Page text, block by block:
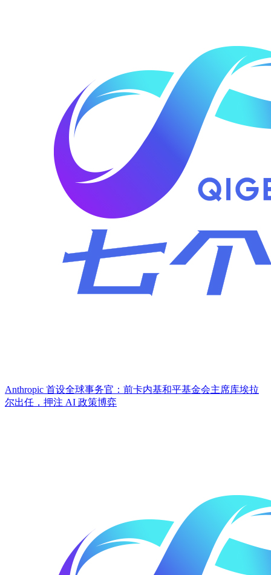
Anthropic 首设全球事务官：前卡内基和平基金会主席库埃拉
尔出任，押注 AI 政策博弈